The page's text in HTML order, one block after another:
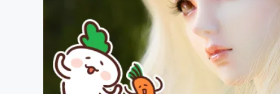
まちづくり・地域活性化